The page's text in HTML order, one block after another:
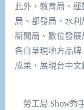
此外，教育局、
局、都發局、水
新聞局、數位發
各自呈現地方品
成果，展現台中文
勞工局 Show秀